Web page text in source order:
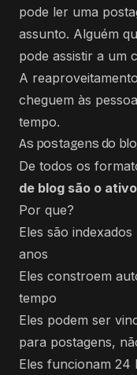
pode ler uma
assunto. Alguém
pode assistir a um
A
cheguem às
tempo.
As postagens do
De todos os
de blog são o
Por que?
Eles são
anos
Eles constroem
tempo
Eles podem ser
para postagens,
Eles funcionam